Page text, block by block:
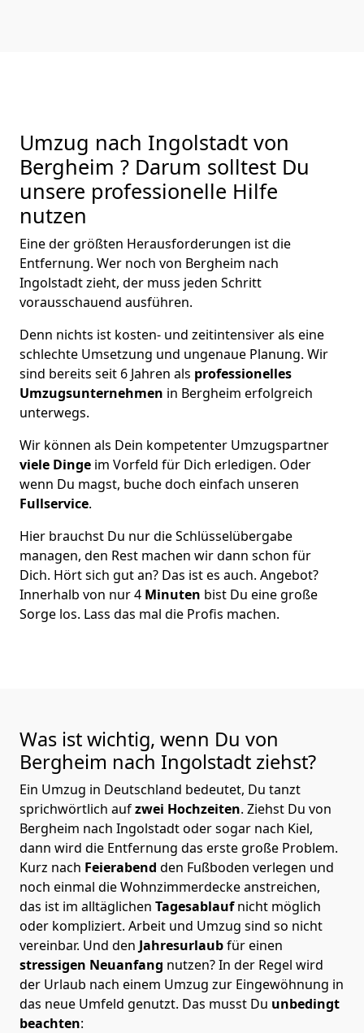
Umzug nach Ingolstadt von
Bergheim ? Darum solltest Du
unsere professionelle Hilfe
nutzen
Eine der größten Herausforderungen ist die
Entfernung. Wer noch von Bergheim nach
Ingolstadt zieht, der muss jeden Schritt
vorausschauend ausführen.
Denn nichts ist kosten- und zeitintensiver als eine
schlechte Umsetzung und ungenaue Planung. Wir
sind bereits seit 6 Jahren als professionelles
Umzugsunternehmen in Bergheim erfolgreich
unterwegs.
Wir können als Dein kompetenter Umzugspartner
viele Dinge im Vorfeld für Dich erledigen. Oder
wenn Du magst, buche doch einfach unseren
Fullservice.
Hier brauchst Du nur die Schlüsselübergabe
managen, den Rest machen wir dann schon für
Dich. Hört sich gut an? Das ist es auch. Angebot?
Innerhalb von nur 4 Minuten bist Du eine große
Sorge los. Lass das mal die Profis machen.
Was ist wichtig, wenn Du von
Bergheim nach Ingolstadt ziehst?
Ein Umzug in Deutschland bedeutet, Du tanzt
sprichwörtlich aufzwei Hochzeiten. Ziehst Du von
Bergheim nach Ingolstadt oder sogar nach Kiel,
dann wird die Entfernung das erste große Problem.
Kurz nach Feierabend den Fußboden verlegen und
noch einmal die Wohnzimmerdecke anstreichen,
das ist im alltäglichen Tagesablaufnicht möglich
oder kompliziert. Arbeit und Umzug sind so nicht
vereinbar. Und den Jahresurlaubfür einen
stressigen Neuanfang nutzen? In der Regel wird
der Urlaub nach einem Umzug zur Eingewöhnung in
das neue Umfeld genutzt. Das musst Du unbedingt
beachten: